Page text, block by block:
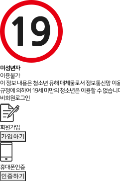
미성년자
이용불가
이 정보 내용은 청소년 유해 매체물로서 정보통신망
규정에 의하여 19세 미만의 청소년은 이용할 수 없습니
비회원로그인
회원가입
가입하기
휴대폰인증
인증하기